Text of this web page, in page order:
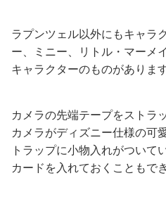
ラプンツェル以外にもキャラ
ー、ミニー、リトル・マーメ
キャラクターのものがあります
カメラの先端テープをストラ
カメラがディズニー仕様の可
トラップに小物入れがついて
カードを入れておくこともで